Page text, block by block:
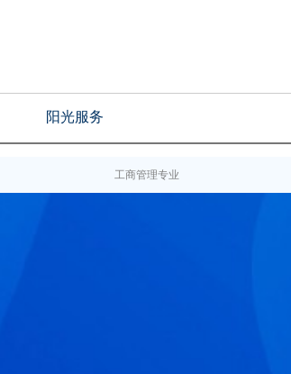
阳光服务
工商管理专业